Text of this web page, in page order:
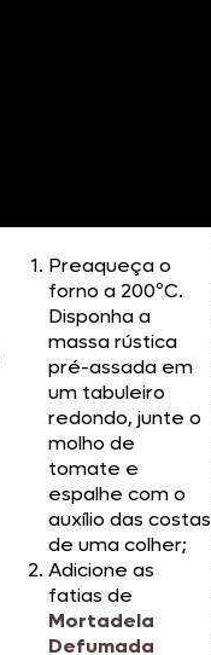
Preaqueça o
forno a 200ºC.
Disponha a
massa rústica
pré-assada em
um tabuleiro
redondo, junte o
molho de
tomate e
espalhe com o
auxílio das costas
de uma colher;
Adicione as
fatias de
Mortadela
Defumada